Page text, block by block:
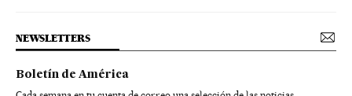
NEWSLETTERS
Boletín de América